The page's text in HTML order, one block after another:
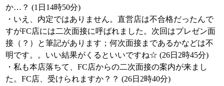
か…？ (1日14時50分)
・いえ、内定ではありません。直営店は不合格だったんで
すがFC店には二次面接に呼ばれました。次回はプレゼン面
接（？）と筆記があります；何次面接まであるかなどは不
明です。。いい結果がくるといいですね☆ (26日2時45分)
・私も本店落ちて、FC店からの二次面接の案内が来まし
た。FC店、受けられますか？？ (26日2時40分)